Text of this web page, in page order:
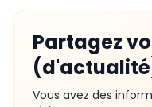
Partagez
Vous avez des